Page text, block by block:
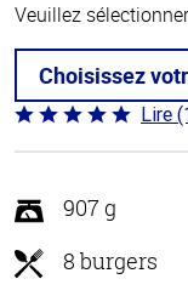
Veuillez
Choisissez
Coté
5 sur
Lire
907 g
8 burgers